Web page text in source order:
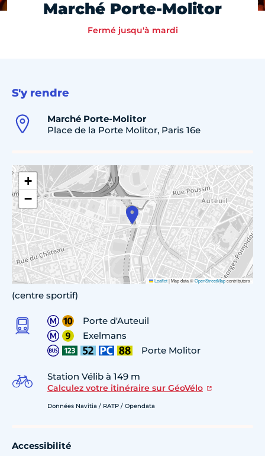
Marché Porte-Molitor
Fermé jusqu'à mardi
S'y rendre
Marché Porte-Molitor
Place de la Porte Molitor, Paris 16e
+
−
Leaflet|Map data ©OpenStreetMapcontributors
(centre sportif)
Porte d'Auteuil
Exelmans
Porte Molitor
Station Vélib à 149 m
Calculez votre itinéraire sur GéoVélo
Données Navitia / RATP / Opendata
Accessibilité